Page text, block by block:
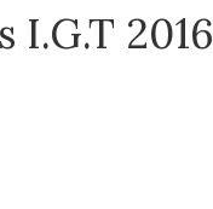
I.G.T 2016